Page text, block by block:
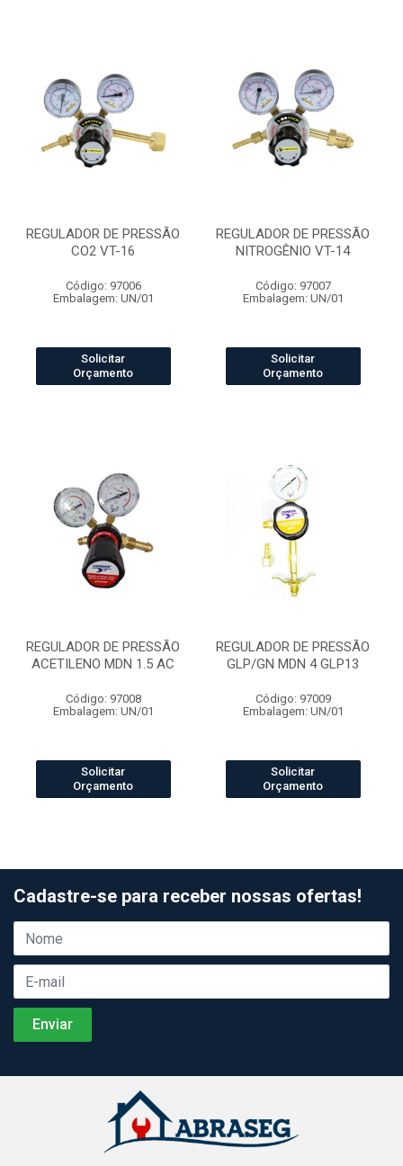
REGULADOR DE PRESSÃO
CO2 VT-16
Código: 97006
Embalagem: UN/01
Solicitar
Orçamento
REGULADOR DE PRESSÃO
NITROGÊNIO VT-14
Código: 97007
Embalagem: UN/01
Solicitar
Orçamento
REGULADOR DE PRESSÃO
ACETILENO MDN 1.5 AC
Código: 97008
Embalagem: UN/01
Solicitar
Orçamento
REGULADOR DE PRESSÃO
GLP/GN MDN 4 GLP13
Código: 97009
Embalagem: UN/01
Solicitar
Orçamento
Cadastre-se para receber nossas ofertas!